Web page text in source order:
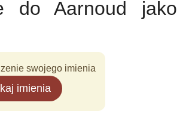
do Aarnoud jako
swojego imienia
imienia